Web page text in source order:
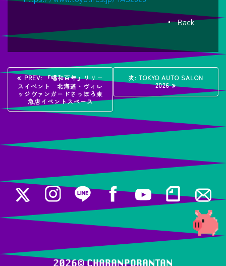
← Back
投
稿
ナ
ビ
ー
シ
ョ
ン
PREV:過
去
の
投
稿:
『唱和百年』リリー
スイベント 北海道・ヴィレ
ッジヴァンガードさっぽろ東
急店イベントスペース
次: 次
の
稿:
TOKYO AUTO SALON
2026
2026© ️CHARANPORANTAN